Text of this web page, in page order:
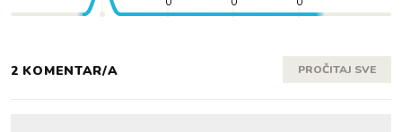
2 KOMENTAR/A PROČITAJ SVE